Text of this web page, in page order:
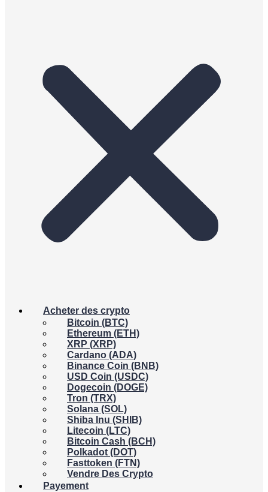
Acheter des crypto
Bitcoin (BTC)
Ethereum (ETH)
XRP (XRP)
Cardano (ADA)
Binance Coin (BNB)
USD Coin (USDC)
Dogecoin (DOGE)
Tron (TRX)
Solana (SOL)
Shiba Inu (SHIB)
Litecoin (LTC)
Bitcoin Cash (BCH)
Polkadot (DOT)
Fasttoken (FTN)
Vendre Des Crypto
Payement